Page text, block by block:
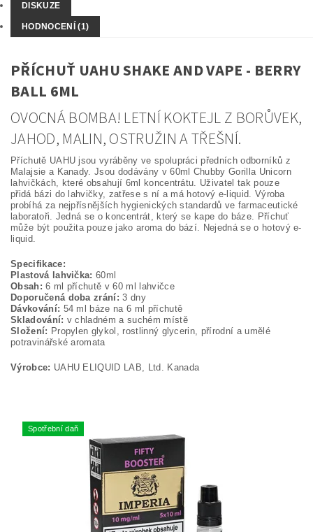
DISKUZE
HODNOCENÍ (1)
PŘÍCHUŤ UAHU SHAKE AND VAPE - BERRY
BALL 6ML
OVOCNÁ BOMBA! LETNÍ KOKTEJL Z BORŮVEK,
JAHOD, MALIN, OSTRUŽIN A TŘEŠNÍ.
Příchutě UAHU jsou vyráběny ve spolupráci předních odborníků z
Malajsie a Kanady. Jsou dodávány v 60ml Chubby Gorilla Unicorn
lahvičkách, které obsahují 6ml koncentrátu. Uživatel tak pouze
přidá bázi do lahvičky, zatřese s ní a má hotový e-liquid. Výroba
probíhá za nejpřísnějších hygienických standardů ve farmaceutické
laboratoři. Jedná se o koncentrát, který se kape do báze. Příchuť
může být použita pouze jako aroma do bází. Nejedná se o hotový e-
liquid.
Specifikace:
Plastová lahvička: 60ml
Obsah: 6 ml příchutě v 60 ml lahvičce
Doporučená doba zrání: 3 dny
Dávkování: 54 ml báze na 6 ml příchutě
Skladování: v chladném a suchém místě
Složení: Propylen glykol, rostlinný glycerin, přírodní a umělé
potravinářské aromata
Výrobce: UAHU ELIQUID LAB, Ltd. Kanada
Spotřební daň